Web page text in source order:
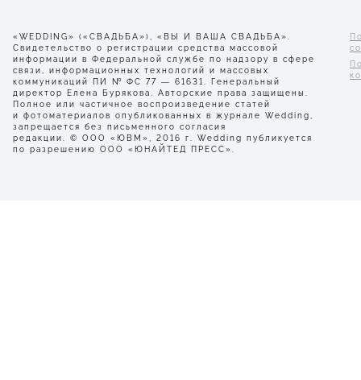
«WEDDING» («СВАДЬБА»), «ВЫ И ВАША СВАДЬБА».
Свидетельство о регистрации средства массовой
информации в Федеральной службе по надзору в сфере
связи, информационных технологий и массовых
коммуникаций ПИ № ФС 77 — 61631. Генеральный
директор Елена Бурякова. Авторские права защищены.
Полное или частичное воспроизведение статей
и фотоматериалов опубликованных в журнале Wedding,
запрещается без письменного согласия
редакции. © ООО «ЮВМ», 2016 г. Wedding публикуется
по разрешению ООО «ЮНАЙТЕД ПРЕСС».